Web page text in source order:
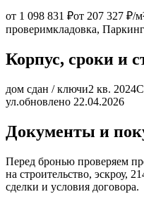
от 1 098 831 ₽от 207 327 ₽/
проверимкладовка, Паркинг
Корпус, сроки и
дом сдан / ключи2 кв. 2024
ул.обновлено 22.04.2026
Документы и
Перед бронью проверяем
на строительство, эскроу,
сделки и условия договора.